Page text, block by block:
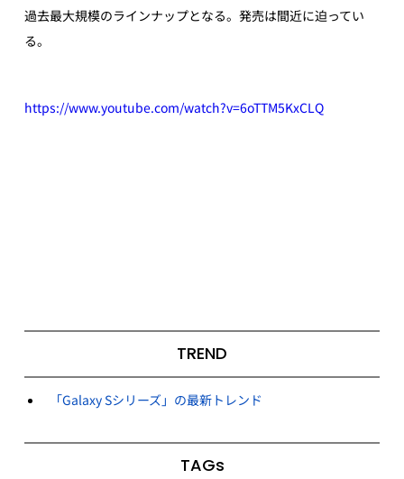
過去最大規模のラインナップとなる。発売は間近に迫ってい
る。
https://www.youtube.com/watch?v=6oTTM5KxCLQ
TREND
「Galaxy Sシリーズ」の最新トレンド
TAGs